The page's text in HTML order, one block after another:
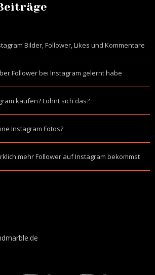
Bilder, Follower, Likes und Kommentare
Follower bei Instagram gelernt habe
kaufen? Lohnt sich das?
Instagram Fotos?
mehr Follower auf Instagram bekommst